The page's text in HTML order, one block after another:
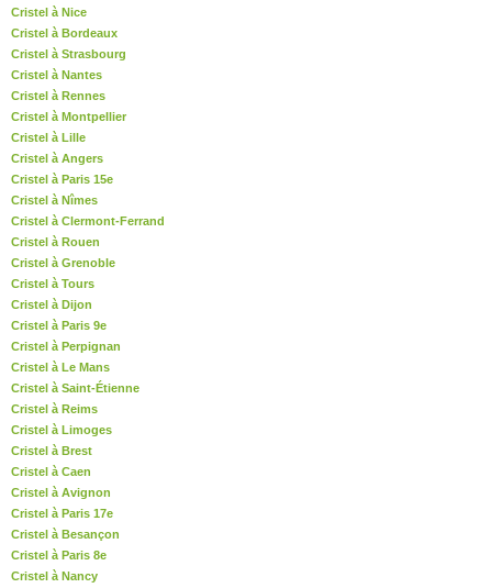
Cristel à Nice
Cristel à Bordeaux
Cristel à Strasbourg
Cristel à Nantes
Cristel à Rennes
Cristel à Montpellier
Cristel à Lille
Cristel à Angers
Cristel à Paris 15e
Cristel à Nîmes
Cristel à Clermont-Ferrand
Cristel à Rouen
Cristel à Grenoble
Cristel à Tours
Cristel à Dijon
Cristel à Paris 9e
Cristel à Perpignan
Cristel à Le Mans
Cristel à Saint-Étienne
Cristel à Reims
Cristel à Limoges
Cristel à Brest
Cristel à Caen
Cristel à Avignon
Cristel à Paris 17e
Cristel à Besançon
Cristel à Paris 8e
Cristel à Nancy